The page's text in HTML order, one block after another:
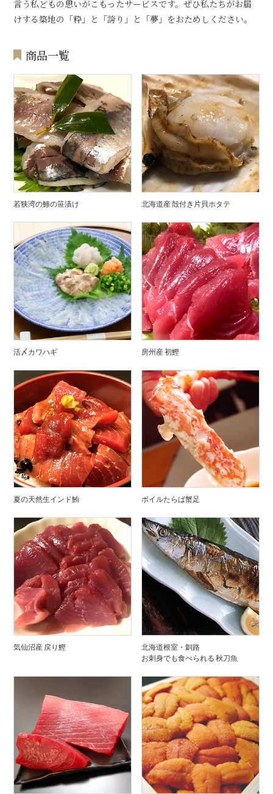
言う私どもの思いがこもったサービスです。ぜひ私たちがお届
けする築地の「粋」と「誇り」と「夢」をおためしください。
商品一覧
若狭湾の鯵の笹漬け 北海道産 殻付き片貝ホタテ
活〆カワハギ 房州産 初鰹
夏の天然生インド鮪 ボイルたらば蟹足
気仙沼産 戻り鰹
北海道根室・釧路
お刺身でも食べられる 秋刀魚